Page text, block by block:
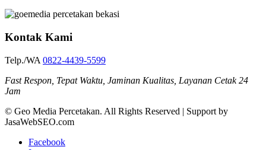
Kontak Kami
Telp./WA 0822-4439-5599
Fast Respon, Tepat Waktu, Jaminan Kualitas, Layanan Cetak 24
Jam
© Geo Media Percetakan. All Rights Reserved | Support by
JasaWebSEO.com
Facebook